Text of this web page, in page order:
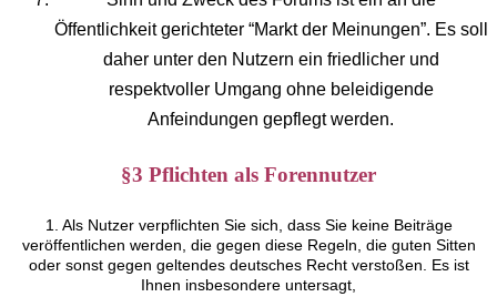
Öffentlichkeit gerichteter “Markt der Meinungen”. Es soll
daher unter den Nutzern ein friedlicher und
respektvoller Umgang ohne beleidigende
Anfeindungen gepflegt werden.
§3 Pflichten als Forennutzer
1. Als Nutzer verpflichten Sie sich, dass Sie keine Beiträge
veröffentlichen werden, die gegen diese Regeln, die guten Sitten
oder sonst gegen geltendes deutsches Recht verstoßen. Es ist
Ihnen insbesondere untersagt,